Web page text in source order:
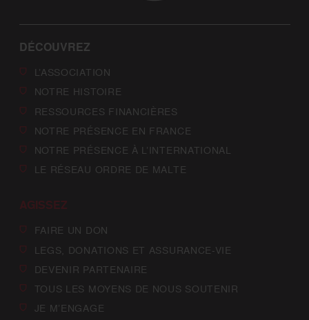
DÉCOUVREZ
L’ASSOCIATION
NOTRE HISTOIRE
RESSOURCES FINANCIÈRES
NOTRE PRÉSENCE EN FRANCE
NOTRE PRÉSENCE À L’INTERNATIONAL
LE RÉSEAU ORDRE DE MALTE
AGISSEZ
FAIRE UN DON
LEGS, DONATIONS ET ASSURANCE-VIE
DEVENIR PARTENAIRE
TOUS LES MOYENS DE NOUS SOUTENIR
JE M’ENGAGE